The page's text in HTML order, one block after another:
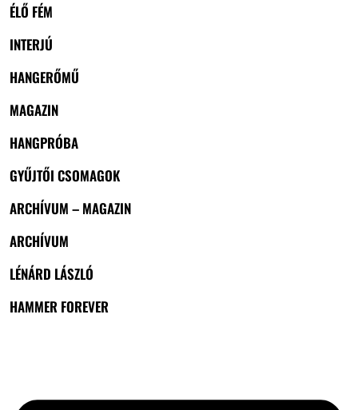
ÉLŐ FÉM
INTERJÚ
HANGERŐMŰ
MAGAZIN
HANGPRÓBA
GYŰJTŐI CSOMAGOK
ARCHÍVUM – MAGAZIN
ARCHÍVUM
LÉNÁRD LÁSZLÓ
HAMMER FOREVER